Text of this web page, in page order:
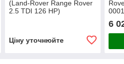
(Land-Rover Range Rover
2.5 TDI 126 HP)
Ціну уточнюйте
6